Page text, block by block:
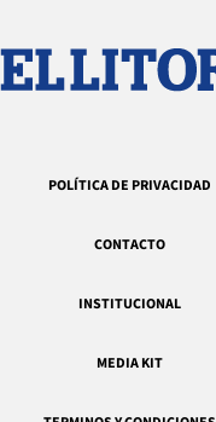
POLÍTICA DE PRIVACIDAD
CONTACTO
INSTITUCIONAL
MEDIA KIT